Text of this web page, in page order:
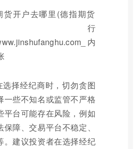
选择经纪商时，切勿贪图
一些不知名或监管不严格
平台可能存在风险，例如
障、交易平台不稳定、
。建议投资者在选择经纪